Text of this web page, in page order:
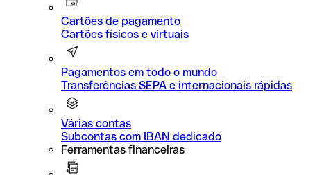
Cartões de pagamento
Cartões físicos e virtuais
Pagamentos em todo o mundo
Transferências SEPA e internacionais rápidas
Várias contas
Subcontas com IBAN dedicado
Ferramentas financeiras